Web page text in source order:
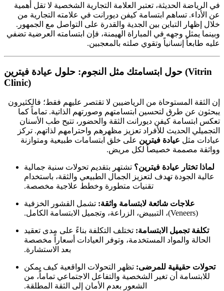
في الرياضة الحديثة، تعتبر العلامة التجارية الشخصية لا تقل أهمية
عن الأداء. تساهم ابتسامة كيفن ديورانت في علامته التجارية من
خلال إظهار التباين بين الجدية والقدرة على التواصل مع الجمهور.
وبينما يمثل وجهه في المباراة الهيمنة، فإن ابتسامته العرضية تضفي
عليه طابعاً إنسانياً وتقوي صلته بالمعجبين.
حول ابتسامتك مثل النجوم: حلول عيادة فيترين (Vitrin
Clinic)
إن الثقة المستوحاة من الرياضيين لا تقتصر عليهم فقط؛ فالكثيرون
يبحثون عن طرق لتحسين ابتسامتهم وصورتهم الذاتية. تماماً كما
تعكس ابتسامة كيفن ديورانت الثقة والحضور، تتيح طب الأسنان
التجميلي الحديث للأفراد تعزيز مظهرهم واحترامهم لذاتهم. تركز
عيادات مثل عيادة فيترين على خلق ابتسامات طبيعية ومتوازنة
وواثقة مصممة خصيصاً لكل مريض.
لماذا تختار عيادة فيترين؟ تشتهر بتقديم تحولات سنية جمالية
عالية الجودة تهدف لتعزيز الجمال الطبيعي والثقة، باستخدام
تقنيات متطورة وخطط علاجية مخصصة.
علاجات شائعة لابتسامة واثقة: تشمل القشور الخزفية
(Veneers)، التبييض، الزراعة، وتجميل الابتسامة الكامل.
تكلفة تجميل الابتسامة: تختلف التكلفة بناءً على مدى تعقيد
الحالة والمواد المستخدمة، وتوفر العيادات أسعاراً مخصصة
بعد الاستشارة.
تحولات حقيقية للمرضى: تظهر التحولات الواقعية كيف يمكن
للابتسامة أن تغير الشخصية والتفاعل الاجتماعي تماماً، من
الشعور بعدم الأمان إلى الثقة المطلقة.